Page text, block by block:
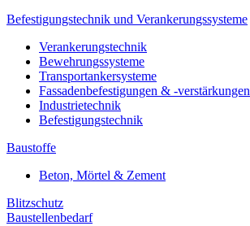
Befestigungstechnik und Verankerungssysteme
Verankerungstechnik
Bewehrungssysteme
Transportankersysteme
Fassadenbefestigungen & -verstärkungen
Industrietechnik
Befestigungstechnik
Baustoffe
Beton, Mörtel & Zement
Blitzschutz
Baustellenbedarf